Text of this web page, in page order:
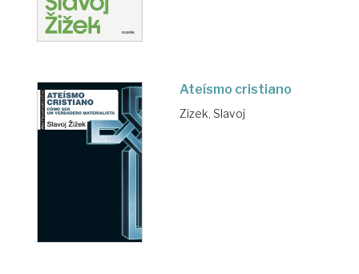
Ateísmo cristiano
Zizek, Slavoj